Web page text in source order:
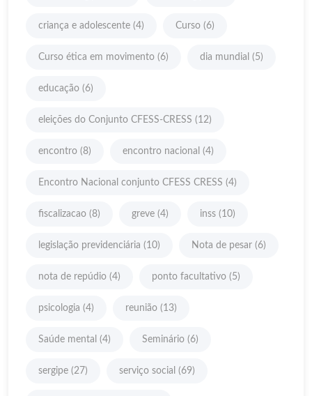
criança e adolescente (4) Curso (6)
Curso ética em movimento (6) dia mundial (5)
educação (6)
eleições do Conjunto CFESS-CRESS (12)
encontro (8) encontro nacional (4)
Encontro Nacional conjunto CFESS CRESS (4)
fiscalizacao (8) greve (4) inss (10)
legislação previdenciária (10) Nota de pesar (6)
nota de repúdio (4) ponto facultativo (5)
psicologia (4) reunião (13)
Saúde mental (4) Seminário (6)
sergipe (27) serviço social (69)